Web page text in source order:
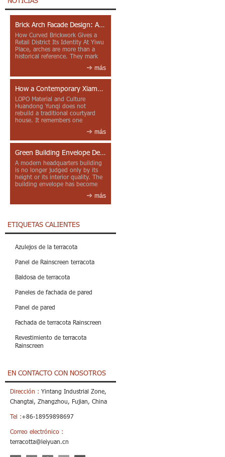
Brick Arch Facade Design: A Closer Look at Yiwu Place
How Curved Brickwork Gives a
Retail District Its Identity At Yiwu
Place, arches are more than a
historical reference. They mark
más
How a Contemporary Xiamen Project Reframes Minnan Red Brick
LOPO Material and Culture
Huandong Yunqi does not
rebuild a traditional courtyard
house. It remembers one
más
Green Building Envelope Design: Clay Sunscreen Fins for Modern Headquarters Architecture
A modern headquarters building
is no longer judged only by its
height or its interior quality. The
building envelope has become
más
ETIQUETAS CALIENTES
Azulejos de la terracota
Panel de Rainscreen terracota
Baldosa de terracota
Paneles de fachada de pared
Panel de pared
Fachada de terracota Rainscreen
Revestimiento de terracota
Rainscreen
EN CONTACTO CON NOSOTROS
Dirección : Yintang Industrial Zone,
Changtai, Zhangzhou, Fujian, China
Tel :+86-18959898697
Correo electrónico :
terracotta@leiyuan.cn